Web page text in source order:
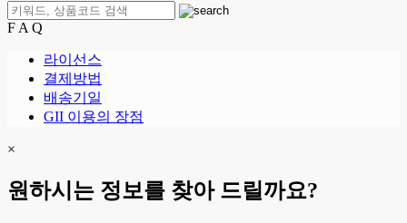
F A Q
라이선스
결제방법
배송기일
GII 이용의 장점
×
원하시는 정보를 찾아 드릴까요?